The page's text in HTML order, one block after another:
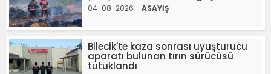
04-08-2026 - ASAYİŞ
Bilecik'te kaza sonrası uyuşturucu
aparatı bulunan tırın sürücüsü
tutuklandı